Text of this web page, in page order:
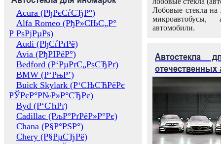
Acura (РђРєСѓСЂР°)
Alfa Romeo (РђР»СЊС„Р°
Р РѕРјРµРѕ)
Audi (РђСѓРґРё)
Avia (РђРІРёР°)
Bedford (Р‘РµРґС„РѕСЂРґ)
BMW (Р‘РњР’)
Buick Skylark (Р‘СЊСЋРёРє
РЎРєР°Р№Р»Р°СЂРє)
Byd (Р‘СЋРґ)
Cadillac (РљР°РґРёР»Р°Рє)
Chana (Р§Р°РЅР°)
Chery (Р§РµСЂРё)
Лобовые стекла на
микроавтобусы,
автомобили.
Автостекла
отечественных